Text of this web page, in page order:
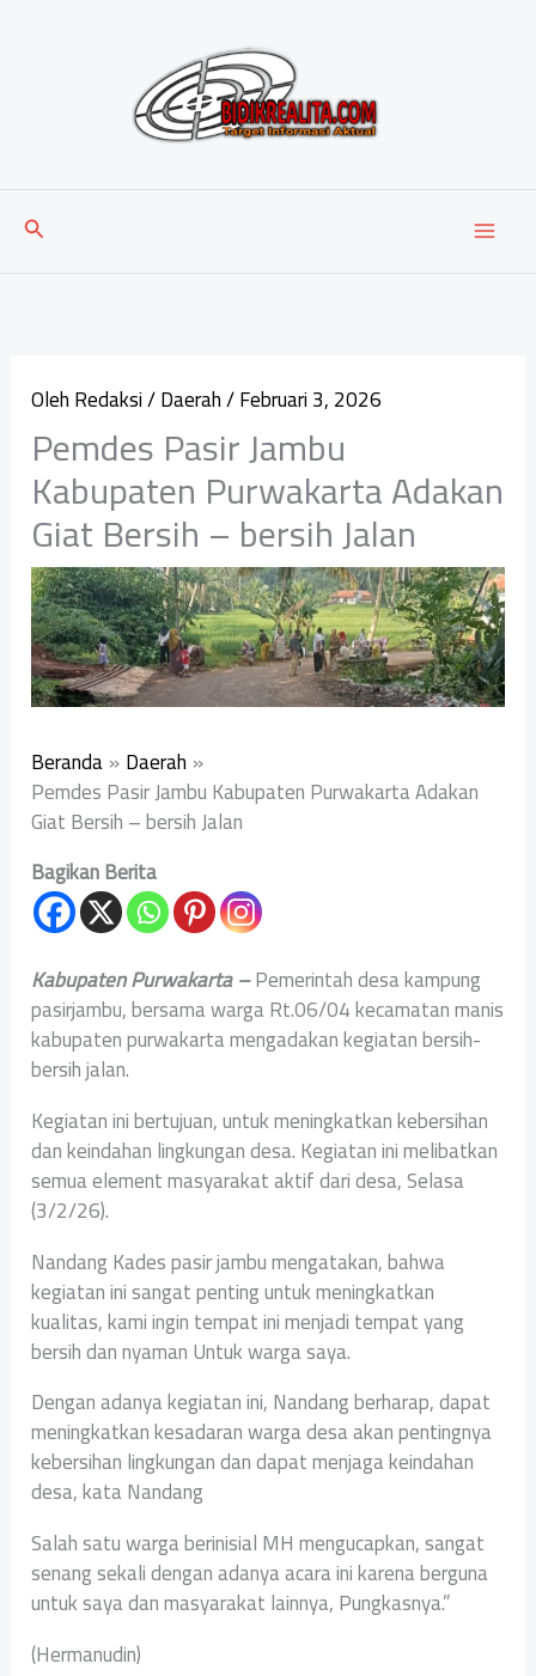
Cari
OlehRedaksi/Daerah/Februari 3, 2026
Pemdes Pasir Jambu
Kabupaten Purwakarta Adakan
Giat Bersih – bersih Jalan
Beranda Daerah
Pemdes Pasir Jambu Kabupaten Purwakarta Adakan
Giat Bersih – bersih Jalan
Bagikan Berita
Kabupaten Purwakarta –Pemerintah desa kampung
pasirjambu, bersama warga Rt.06/04 kecamatan manis
kabupaten purwakarta mengadakan kegiatan bersih-
bersih jalan.
Kegiatan ini bertujuan, untuk meningkatkan kebersihan
dan keindahan lingkungan desa. Kegiatan ini melibatkan
semua element masyarakat aktif dari desa, Selasa
(3/2/26).
Nandang Kades pasir jambu mengatakan, bahwa
kegiatan ini sangat penting untuk meningkatkan
kualitas, kami ingin tempat ini menjadi tempat yang
bersih dan nyaman Untuk warga saya.
Dengan adanya kegiatan ini, Nandang berharap, dapat
meningkatkan kesadaran warga desa akan pentingnya
kebersihan lingkungan dan dapat menjaga keindahan
desa, kata Nandang
Salah satu warga berinisial MH mengucapkan, sangat
senang sekali dengan adanya acara ini karena berguna
untuk saya dan masyarakat lainnya, Pungkasnya.”
(Hermanudin)